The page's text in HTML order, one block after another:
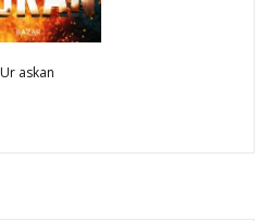
Ur askan